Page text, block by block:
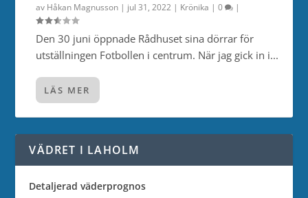
av Håkan Magnusson | jul 31, 2022 | Krönika |0 |
Den 30 juni öppnade Rådhuset sina dörrar för
utställningen Fotbollen i centrum. När jag gick in i...
LÄS MER
VÄDRET I LAHOLM
Detaljerad väderprognos